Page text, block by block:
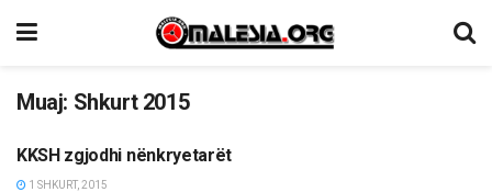
Muaj: Shkurt 2015
LAJME
KKSH zgjodhi nënkryetarët
1 SHKURT, 2015